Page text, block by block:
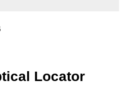
Locator